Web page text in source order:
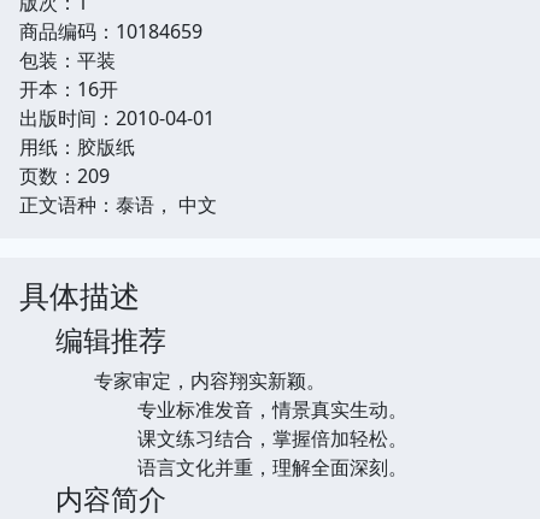
商品编码：10184659
包装：平装
开本：16开
出版时间：2010-04-01
用纸：胶版纸
页数：209
正文语种：泰语， 中文
具体描述
编辑推荐
专家审定，内容翔实新颖。
专业标准发音，情景真实生动。
课文练习结合，掌握倍加轻松。
语言文化并重，理解全面深刻。
内容简介